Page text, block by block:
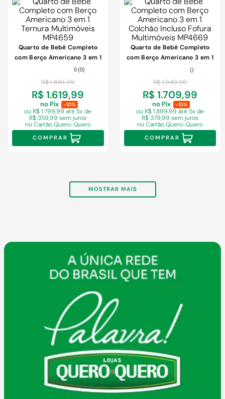
Quarto de Bebê Completo
com Berço Americano 3 em 1
Ternura Multimóveis MP4659
0 (0)
R$ 1.849,99
R$ 1.619,99
no Pix -10%
ou R$ 1.799,99até 5x de
R$ 359,99 sem juros
no Cartão Quero-Quero
COMPRAR
Quarto de Bebê Completo
com Berço Americano 3 em 1
Colchão Incluso Fofura
Multimóveis MP4669
()
R$ 1.949,99
R$ 1.709,99
no Pix -10%
ou R$ 1.899,99 até 5x de
R$ 379,99 sem juros
no Cartão Quero-Quero
COMPRAR
MOSTRAR MAIS